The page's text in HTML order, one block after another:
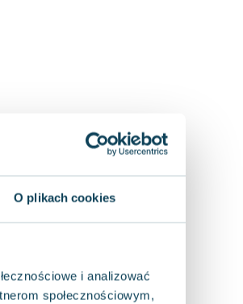
O plikach cookies
i analizować
społecznościowym,